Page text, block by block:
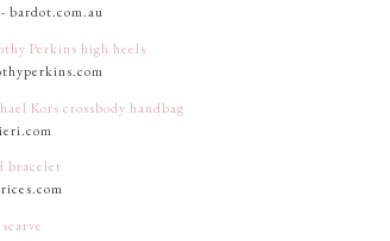
bardot.com.au
Perkins high heels
Kors crossbody handbag
bracelet